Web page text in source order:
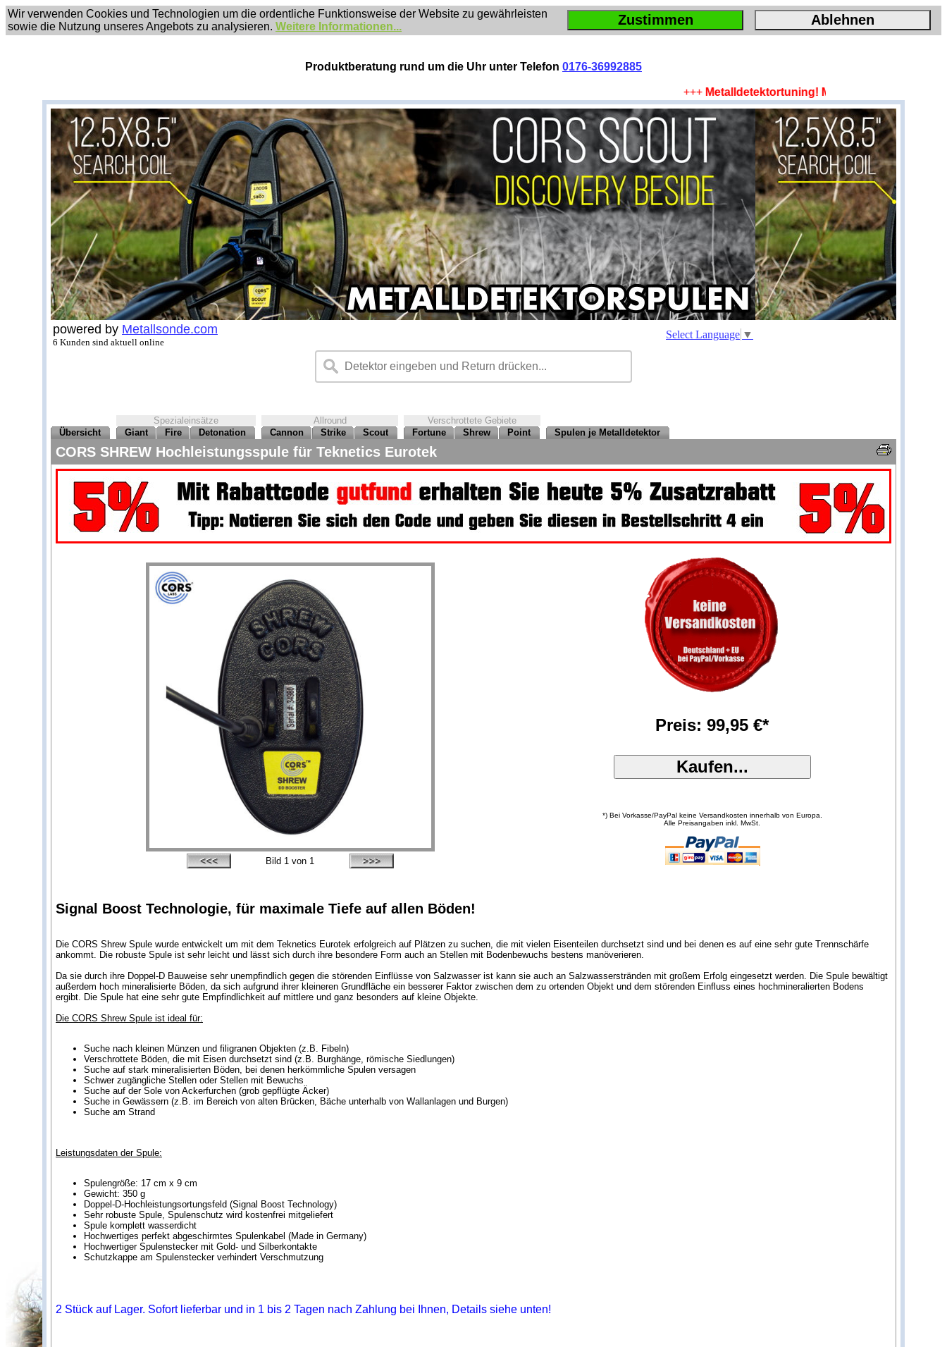
Wir verwenden Cookies und Technologien um die ordentliche Funktionsweise der Website zu gewährleisten
sowie die Nutzung unseres Angebots zu analysieren. Weitere Informationen... Zustimmen Ablehnen
Produktberatung rund um die Uhr unter Telefon 0176-36992885
Metalldetektortuning! Mehr Tiefe, mehr Fläche,
powered by Metallsonde.com
6 Kunden sind aktuell online
Select Language ▼
Spezialeinsätze Allround
Verschrottete Gebiete
Übersicht
Giant Fire Detonation Cannon Strike Scout Fortune Shrew Point Spulen je Metalldetektor
CORS SHREW Hochleistungsspule für Teknetics Eurotek
Bild 1 von 1
Preis: 99,95 €*
*) Bei Vorkasse/PayPal keine Versandkosten innerhalb von Europa.
Alle Preisangaben inkl. MwSt.
Signal Boost Technologie, für maximale Tiefe auf allen Böden!
Die CORS Shrew Spule wurde entwickelt um mit dem Teknetics Eurotek erfolgreich auf Plätzen zu suchen, die mit vielen Eisenteilen durchsetzt sind und bei denen es auf eine sehr gute Trennschärfe
ankommt. Die robuste Spule ist sehr leicht und lässt sich durch ihre besondere Form auch an Stellen mit Bodenbewuchs bestens manöverieren.
Da sie durch ihre Doppel-D Bauweise sehr unempfindlich gegen die störenden Einflüsse von Salzwasser ist kann sie auch an Salzwasserstränden mit großem Erfolg eingesetzt werden. Die Spule bewältigt
außerdem hoch mineralisierte Böden, da sich aufgrund ihrer kleineren Grundfläche ein besserer Faktor zwischen dem zu ortenden Objekt und dem störenden Einfluss eines hochmineralierten Bodens
ergibt. Die Spule hat eine sehr gute Empfindlichkeit auf mittlere und ganz besonders auf kleine Objekte.
Die CORS Shrew Spule ist ideal für:
Suche nach kleinen Münzen und filigranen Objekten (z.B. Fibeln)
Verschrottete Böden, die mit Eisen durchsetzt sind (z.B. Burghänge, römische Siedlungen)
Suche auf stark mineralisierten Böden, bei denen herkömmliche Spulen versagen
Schwer zugängliche Stellen oder Stellen mit Bewuchs
Suche auf der Sole von Ackerfurchen (grob gepflügte Äcker)
Suche in Gewässern (z.B. im Bereich von alten Brücken, Bäche unterhalb von Wallanlagen und Burgen)
Suche am Strand
Leistungsdaten der Spule:
Spulengröße: 17 cm x 9 cm
Gewicht: 350 g
Doppel-D-Hochleistungsortungsfeld (Signal Boost Technology)
Sehr robuste Spule, Spulenschutz wird kostenfrei mitgeliefert
Spule komplett wasserdicht
Hochwertiges perfekt abgeschirmtes Spulenkabel (Made in Germany)
Hochwertiger Spulenstecker mit Gold- und Silberkontakte
Schutzkappe am Spulenstecker verhindert Verschmutzung
2 Stück auf Lager. Sofort lieferbar und in 1 bis 2 Tagen nach Zahlung bei Ihnen, Details siehe unten!